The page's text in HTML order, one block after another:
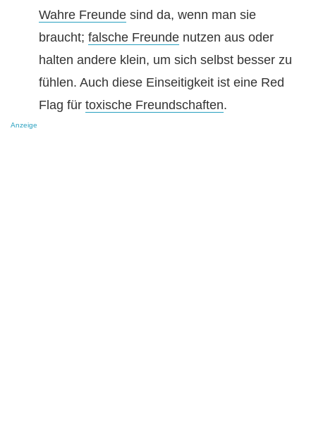
Wahre Freunde sind da, wenn man sie
braucht; falsche Freunde nutzen aus oder
halten andere klein, um sich selbst besser zu
fühlen. Auch diese Einseitigkeit ist eine Red
Flag für toxische Freundschaften.
Anzeige